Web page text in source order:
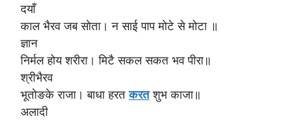
दयाँ
काल भैरव जब सोता। न साई पाप मोटे से मोटा ॥
ज्ञान
निर्मल होय शरीरा। मिटै सकल सकत भव पीरा॥
श्रीभैरव
भूतोङके राजा। बाधा हरतकरतशुभ काजा॥
अलादी